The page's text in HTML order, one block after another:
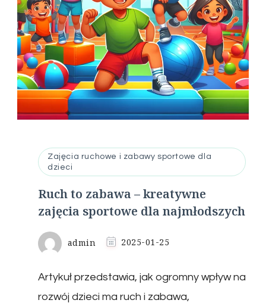
Zajęcia ruchowe i zabawy sportowe dla
dzieci
Ruch to zabawa – kreatywne
zajęcia sportowe dla najmłodszych
admin 2025-01-25
Artykuł przedstawia, jak ogromny wpływ na
rozwój dzieci ma ruch i zabawa,